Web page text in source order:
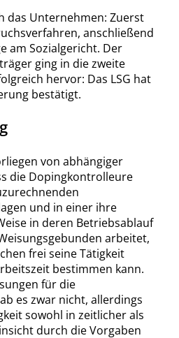
das Unternehmen: Zuerst
anschließend
am Sozialgericht. Der
ging in die zweite
hervor: Das LSG hat
bestätigt.
von abhängiger
die Dopingkontrolleure
und in einer ihre
in deren Betriebsablauf
arbeitet,
frei seine Tätigkeit
bestimmen kann.
für die
es zwar nicht, allerdings
sowohl in zeitlicher als
durch die Vorgaben